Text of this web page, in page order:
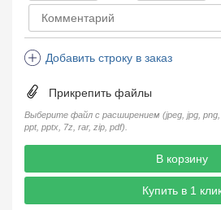
Steam Trap
Компенсатор
Пламегаситель
Заказать в 1 клик
Добавить строку в заказ
Прикрепить файлы
Выберите файл с расширением (jpeg, jpg,
ppt, pptx, 7z, rar, zip, pdf).
В корзину
Купить в 1